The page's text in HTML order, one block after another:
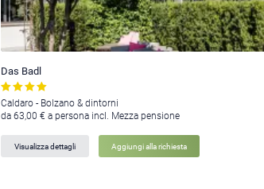
Das Badl
Caldaro - Bolzano & dintorni
da 63,00 € a persona incl. Mezza pensione
Visualizza dettagli Aggiungi alla richiesta